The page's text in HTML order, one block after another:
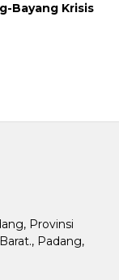
Bayang Krisis
Provinsi
Padang,